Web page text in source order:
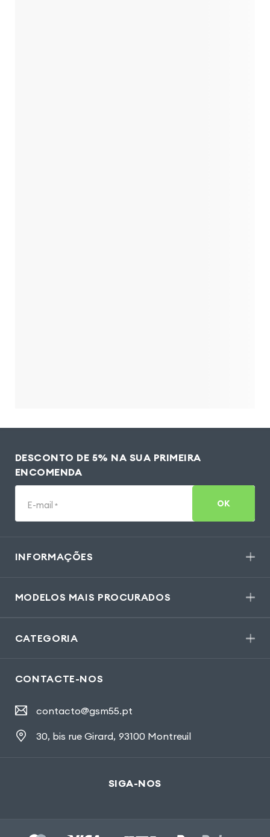
DESCONTO DE 5% NA SUA PRIMEIRA
ENCOMENDA
E-mail * OK
INFORMAÇÕES
MODELOS MAIS PROCURADOS
CATEGORIA
CONTACTE-NOS
contacto@gsm55.pt
30, bis rue Girard, 93100 Montreuil
SIGA-NOS